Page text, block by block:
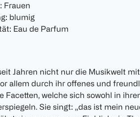
Frauen
blumig
Eau de Parfum
Jahren nicht nur die Musikwelt
allem durch ihr offenes und
Facetten, welche sich sowohl in
Sie singt: „das ist mein